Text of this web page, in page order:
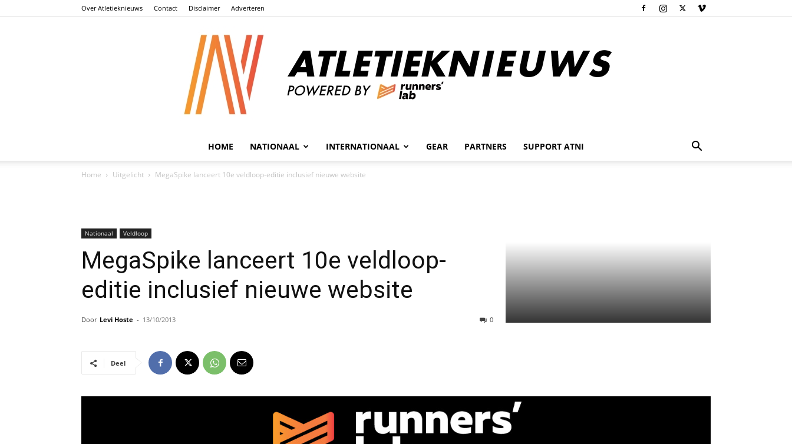
Over Atletieknieuws Contact Disclaimer Adverteren
HOME NATIONAAL INTERNATIONAAL GEAR PARTNERS SUPPORT ATNI
Home Uitgelicht MegaSpike lanceert 10e veldloop-editie inclusief nieuwe website
Nationaal Veldloop
MegaSpike lanceert 10e veldloop-
editie inclusief nieuwe website
Door Levi Hoste - 13/10/2013 0
Deel